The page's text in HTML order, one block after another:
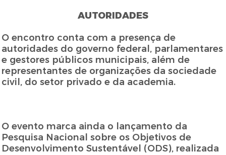
AUTORIDADES
O encontro conta com a presença de
autoridades do governo federal, parlamentares
e gestores públicos municipais, além de
representantes de organizações da sociedade
civil, do setor privado e da academia.
O evento marca ainda o lançamento da
Pesquisa Nacional sobre os Objetivos de
Desenvolvimento Sustentável (ODS), realizada